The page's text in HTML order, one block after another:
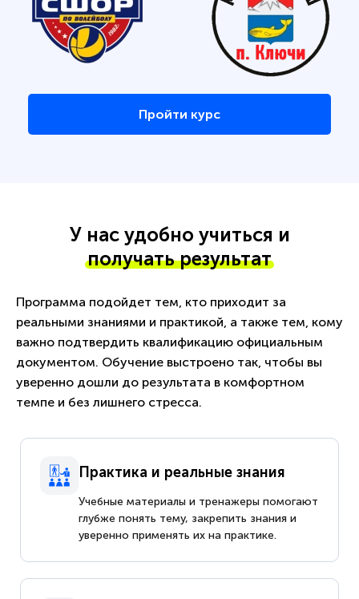
Пройти курс
У нас удобно учиться и
получать результат
Программа подойдет тем, кто приходит за
реальными знаниями и практикой, а также тем, кому
важно подтвердить квалификацию официальным
документом. Обучение выстроено так, чтобы вы
уверенно дошли до результата в комфортном
темпе и без лишнего стресса.
Практика и реальные знания
Учебные материалы и тренажеры помогают
глубже понять тему, закрепить знания и
уверенно применять их на практике.